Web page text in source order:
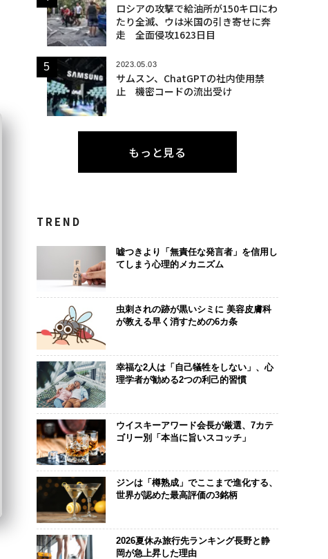
ロシアの攻撃で給油所が150キロにわ
たり全滅、ウは米国の引き寄せに奔
走 全面侵攻1623日目
2023.05.03
サムスン、ChatGPTの社内使用禁
止 機密コードの流出受け
もっと見る
TREND
嘘つきより「無責任な発言者」を信用し
てしまう心理的メカニズム
虫刺されの跡が黒いシミに 美容皮膚科
が教える早く消すための6カ条
幸福な2人は「自己犠牲をしない」、心
理学者が勧める2つの利己的習慣
ウイスキーアワード会長が厳選、7カテ
ゴリー別「本当に旨いスコッチ」
ジンは「樽熟成」でここまで進化する、
世界が認めた最高評価の3銘柄
2026夏休み旅行先ランキング長野と静
岡が急上昇した理由